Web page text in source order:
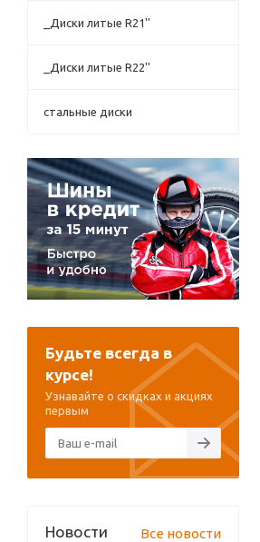
_Диски литые R21''
_Диски литые R22''
стальные диски
Будьте всегда в
курсе!
Узнавайте о скидках и акциях
первым
Новости Все новости